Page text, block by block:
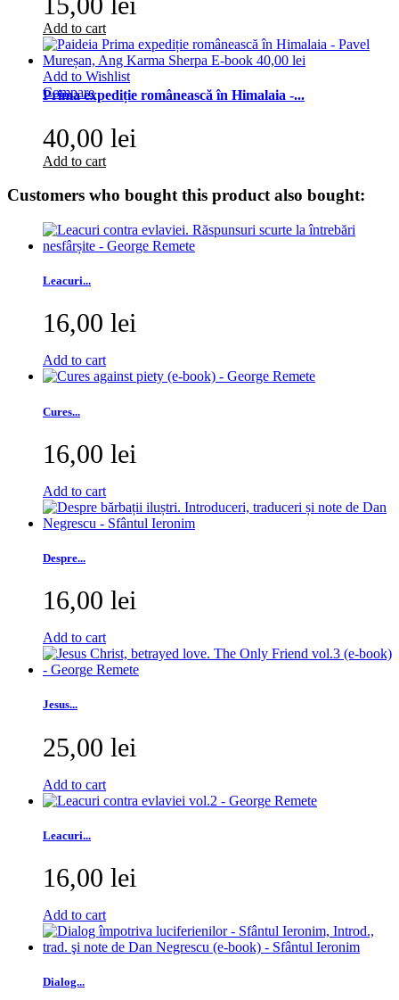
Add to cart
Add to Wishlist
Compare
Prima expediție românească în Himalaia -...
40,00 lei
Add to cart
Customers who bought this product also bought:
Leacuri...
16,00 lei
Add to cart
Cures...
16,00 lei
Add to cart
Despre...
16,00 lei
Add to cart
Jesus...
25,00 lei
Add to cart
Leacuri...
16,00 lei
Add to cart
Dialog...